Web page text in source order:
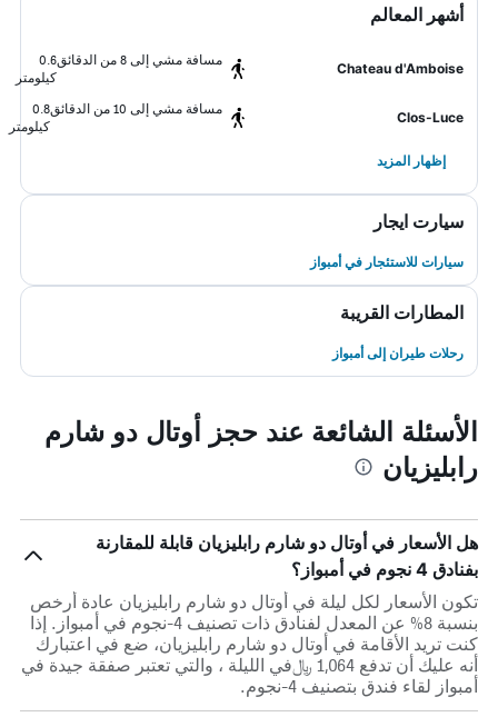
أشهر المعالم
Chateau d'Amboise
مسافة مشي إلى 8 من الدقائق
0.6
كيلومتر
Clos-Luce
مسافة مشي إلى 10 من الدقائق
0.8
كيلومتر
إظهار المزيد
سيارت ايجار
سيارات للاستئجار في أمبواز
المطارات القريبة
رحلات طيران إلى أمبواز
الأسئلة الشائعة عند حجز أوتال دو شارم
رابليزيان
هل الأسعار في أوتال دو شارم رابليزيان قابلة للمقارنة
بفنادق 4 نجوم في أمبواز؟
تكون الأسعار لكل ليلة في أوتال دو شارم رابليزيان عادة أرخص
بنسبة 8% عن المعدل لفنادق ذات تصنيف 4-نجوم في أمبواز. إذا
كنت تريد الأقامة في أوتال دو شارم رابليزيان، ضع في اعتبارك
أنه عليك أن تدفع 1,064 ﷼في الليلة ، والتي تعتبر صفقة جيدة في
أمبواز لقاء فندق بتصنيف 4-نجوم.